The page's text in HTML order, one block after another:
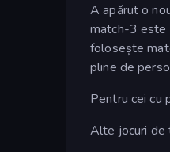
A apărut o
match-3 este
folosește
pline de
Pentru cei cu
Alte jocuri de